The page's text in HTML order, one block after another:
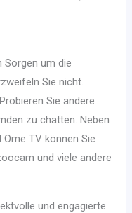
Sorgen um die
Sie nicht.
Sie andere
zu chatten. Neben
TV können Sie
und viele andere
und engagierte